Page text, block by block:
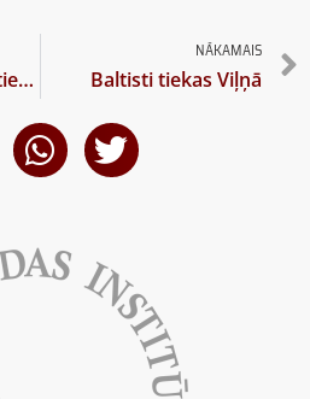
Mums ir, ar ko lepoties jeb Vai visi lasa Hēgeli vai Kantu oriģinālversijā
NĀKAMAIS
Baltisti tiekas Viļņā